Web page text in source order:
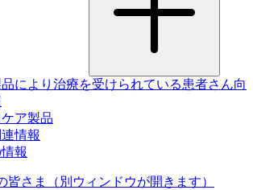
により治療を受けられている患者さん向
ア製品
情報
報
皆さま （別ウィンドウが開きます）